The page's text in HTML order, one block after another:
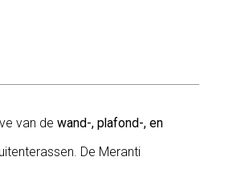
van de wand-, plafond-, en
De Meranti